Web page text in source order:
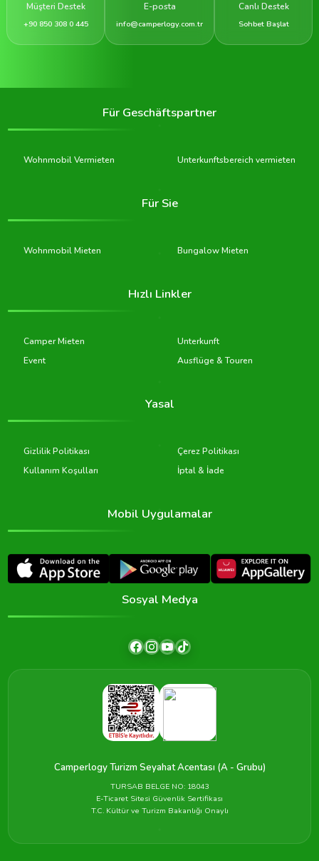
Müşteri Destek
+90 850 308 0 445
E-posta
info@camperlogy.com.tr
Canlı Destek
Sohbet Başlat
Für Geschäftspartner
Wohnmobil Vermieten Unterkunftsbereich vermieten
Für Sie
Wohnmobil Mieten Bungalow Mieten
Hızlı Linkler
Camper Mieten
Unterkunft
Event
Ausflüge & Touren
Yasal
Gizlilik Politikası
Çerez Politikası
Kullanım Koşulları
İptal & İade
Mobil Uygulamalar
Sosyal Medya
Camperlogy Turizm Seyahat Acentası (A - Grubu)
TURSAB BELGE NO: 18043
E-Ticaret Sitesi Güvenlik Sertifikası
T.C. Kültür ve Turizm Bakanlığı Onaylı